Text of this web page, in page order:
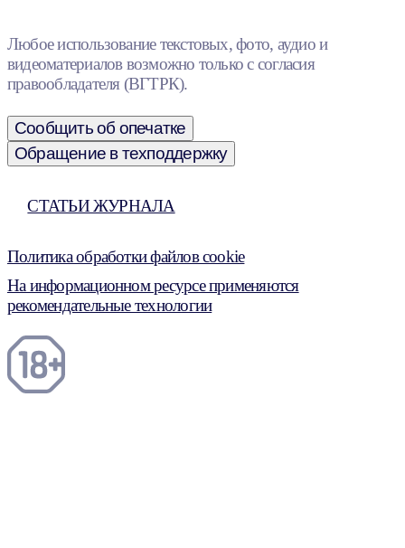
Любое использование текстовых, фото, аудио и
видеоматериалов возможно только с согласия
правообладателя (ВГТРК).
Сообщить об опечатке
Обращение в техподдержку
СТАТЬИ ЖУРНАЛА
Политика обработки файлов cookie
На информационном ресурсе применяются
рекомендательные технологии